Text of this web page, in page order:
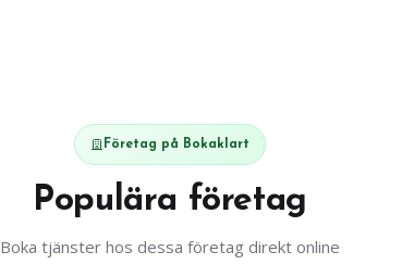
Företag på Bokaklart
Populära företag
Boka tjänster hos dessa företag direkt online